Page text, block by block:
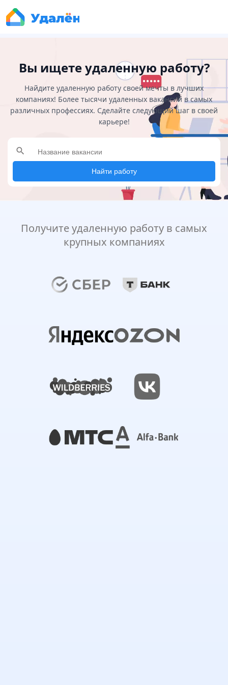
Вы ищете удаленную работу?
Найдите удаленную работу своей мечты в лучших
компаниях! Более тысячи удаленных вакансий в самых
различных профессиях. Сделайте следующий шаг в своей
карьере!
search
Найти работу
Получите удаленную работу в самых
крупных компаниях